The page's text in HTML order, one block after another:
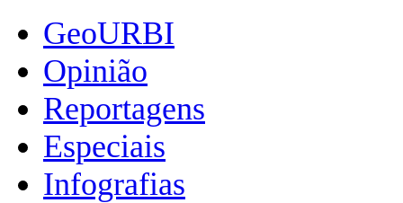
GeoURBI
Opinião
Reportagens
Especiais
Infografias